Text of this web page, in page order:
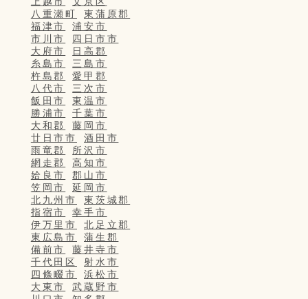
八重瀬町
東蒲原郡
福津市
浦安市
市川市
四日市市
大府市
日高郡
糸島市
三島市
杵島郡
愛甲郡
八代市
三次市
飯田市
東温市
勝浦市
千葉市
大和郡
藤岡市
廿日市市
酒田市
雨竜郡
所沢市
網走郡
高知市
姶良市
郡山市
笠岡市
延岡市
北九州市
東茨城郡
指宿市
幸手市
伊万里市
北足立郡
東広島市
蒲生郡
備前市
藤井寺市
千代田区
射水市
四條畷市
浜松市
大東市
武蔵野市